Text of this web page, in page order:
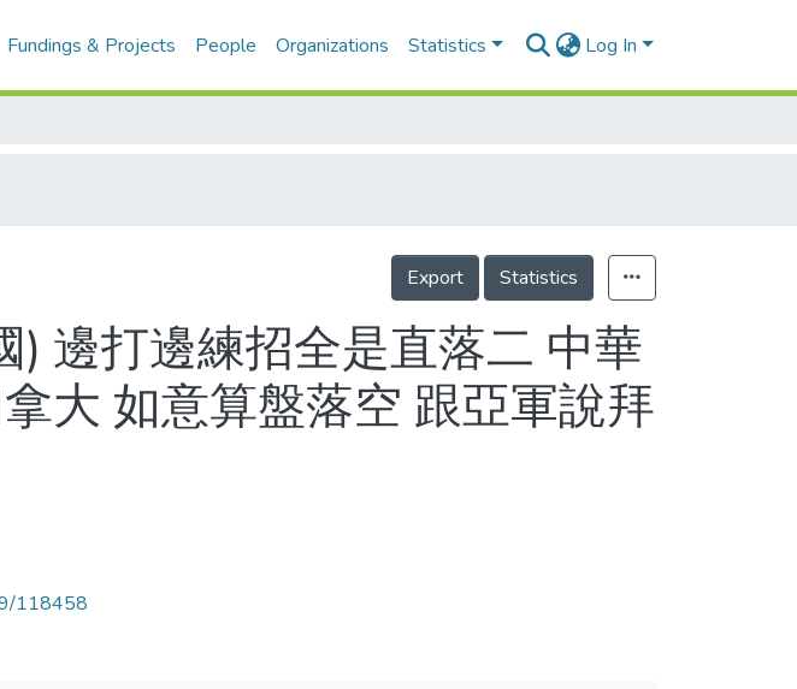
Fundings & Projects People Organizations Statistics Log In
Export Statistics
邊打邊練招全是直落二 中華
大 如意算盤落空 跟亞軍說拜
118458